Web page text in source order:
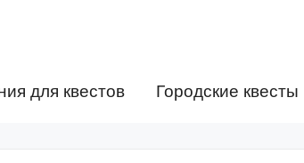
для квестов Городские квесты